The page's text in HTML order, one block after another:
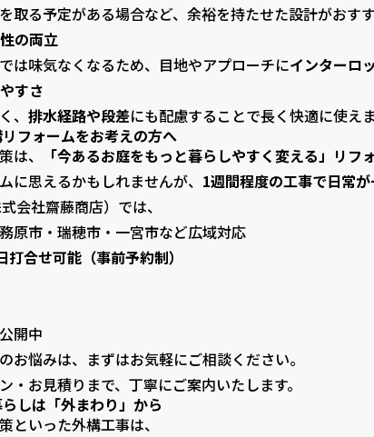
取る予定がある場合など、余裕を持たせた設計がおすす
の両立
は味気なくなるため、目地やアプローチにインターロ
すさ
、 排水経路や段差にも配慮することで長く快適に使えま
フォームをお考えの方へ
は、
「今あるお庭をもっと暮らしやすく変える」リフ
に思えるかもしれませんが、 1週間程度の工事で日常
会社齋藤商店）では、
原市・瑞穂市・一宮市など広域対応
打合せ可能（事前予約制）
開中
お悩みは、まずはお気軽にご相談ください。
・お見積りまで、丁寧にご案内いたします。
しは「外まわり」から
といった外構工事は、